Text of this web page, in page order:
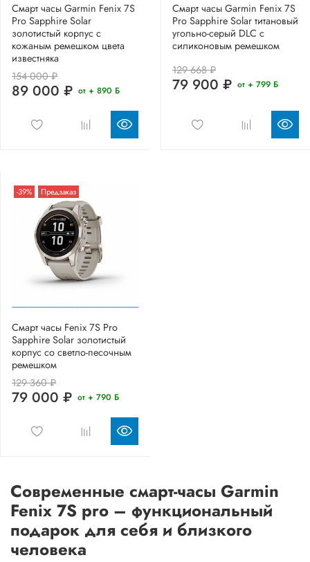
Смарт часы Garmin Fenix 7S
Pro Sapphire Solar
золотистый корпус с
кожаным ремешком цвета
известняка
154 000 ₽
89 000 ₽ от + 890 Б
Смарт часы Garmin Fenix 7S
Pro Sapphire Solar титановый
угольно-серый DLC с
силиконовым ремешком
129 668 ₽
79 900 ₽ от + 799 Б
-39% Предзаказ
Смарт часы Fenix 7S Pro
Sapphire Solar золотистый
корпус со светло-песочным
ремешком
129 360 ₽
79 000 ₽ от + 790 Б
Современные смарт-часы Garmin
Fenix 7S pro – функциональный
подарок для себя и близкого
человека